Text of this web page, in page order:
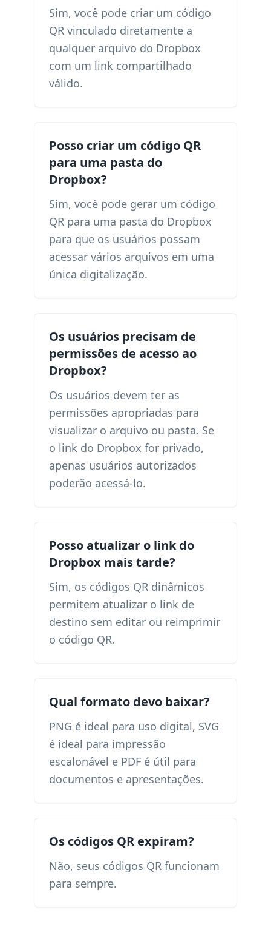
Sim, você pode criar um código
QR vinculado diretamente a
qualquer arquivo do Dropbox
com um link compartilhado
válido.
Posso criar um código QR
para uma pasta do
Dropbox?
Sim, você pode gerar um código
QR para uma pasta do Dropbox
para que os usuários possam
acessar vários arquivos em uma
única digitalização.
Os usuários precisam de
permissões de acesso ao
Dropbox?
Os usuários devem ter as
permissões apropriadas para
visualizar o arquivo ou pasta. Se
o link do Dropbox for privado,
apenas usuários autorizados
poderão acessá-lo.
Posso atualizar o link do
Dropbox mais tarde?
Sim, os códigos QR dinâmicos
permitem atualizar o link de
destino sem editar ou reimprimir
o código QR.
Qual formato devo baixar?
PNG é ideal para uso digital, SVG
é ideal para impressão
escalonável e PDF é útil para
documentos e apresentações.
Os códigos QR expiram?
Não, seus códigos QR funcionam
para sempre.